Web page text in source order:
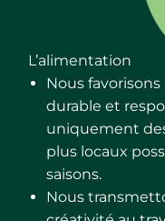
L’alimentation
Nous
durable et
uniquement
plus locaux
saisons.
Nous